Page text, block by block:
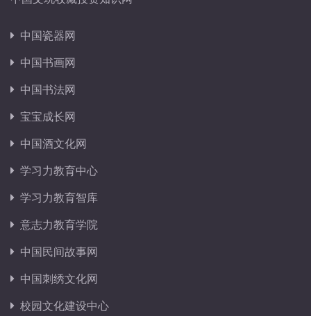
中国瓷器网
中国书画网
中国书法网
宝宝成长网
中国酒文化网
学习力教育中心
学习力教育智库
意志力教育学院
中国民间故事网
中国刺绣文化网
校园文化建设中心